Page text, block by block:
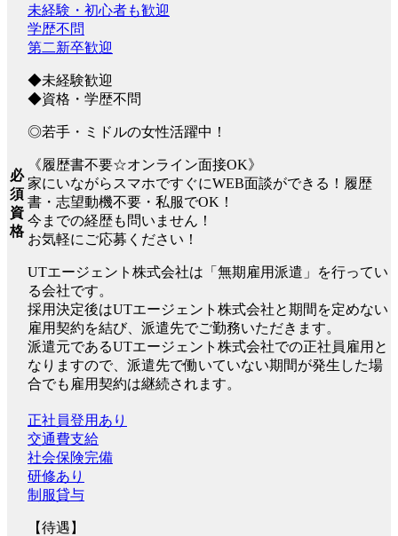
必
須
資
格
未経験・初心者も歓迎
学歴不問
第二新卒歓迎
◆未経験歓迎
◆資格・学歴不問
◎若手・ミドルの女性活躍中！
《履歴書不要☆オンライン面接OK》
家にいながらスマホですぐにWEB面談ができる！履歴
書・志望動機不要・私服でOK！
今までの経歴も問いません！
お気軽にご応募ください！
UTエージェント株式会社は「無期雇用派遣」を行ってい
る会社です。
採用決定後はUTエージェント株式会社と期間を定めない
雇用契約を結び、派遣先でご勤務いただきます。
派遣元であるUTエージェント株式会社での正社員雇用と
なりますので、派遣先で働いていない期間が発生した場
合でも雇用契約は継続されます。
正社員登用あり
交通費支給
社会保険完備
研修あり
制服貸与
【待遇】